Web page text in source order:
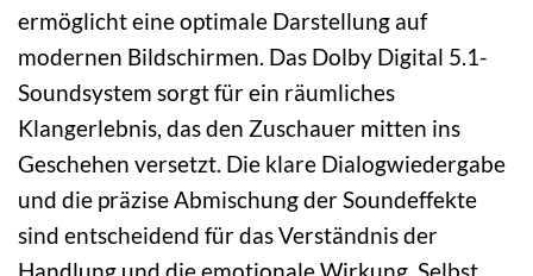
ermöglicht eine optimale Darstellung auf
modernen Bildschirmen. Das Dolby Digital 5.1-
Soundsystem sorgt für ein räumliches
Klangerlebnis, das den Zuschauer mitten ins
Geschehen versetzt. Die klare Dialogwiedergabe
und die präzise Abmischung der Soundeffekte
sind entscheidend für das Verständnis der
Handlung und die emotionale Wirkung. Selbst